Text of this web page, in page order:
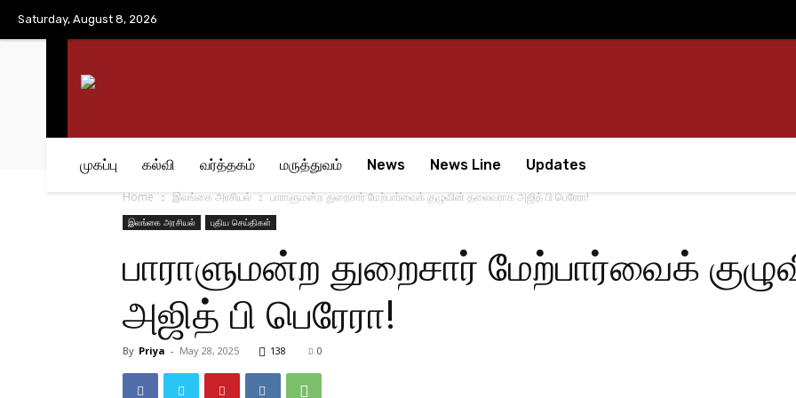
Saturday, August 8, 2026
முகப்பு கல்வி வர்த்தகம் மருத்துவம் News News Line Updates
Home இலங்கை அரசியல் பாராளுமன்ற துறைசார் மேற்பார்வைக் குழுவின் தலைவராக அஜித் பி பெரேரா!
இலங்கை அரசியல் புதிய செய்திகள்
பாராளுமன்ற துறைசார் மேற்பார்வைக்
அஜித் பி பெரேரா!
By Priya - May 28, 2025 138 0